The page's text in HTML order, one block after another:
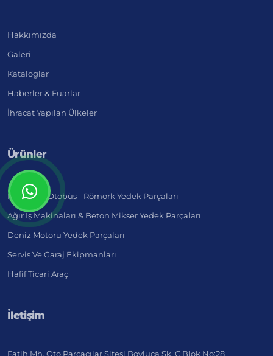
Hakkımızda
Galeri
Kataloglar
Haberler & Fuarlar
İhracat Yapılan Ülkeler
Ürünler
Kamyon - Otobüs - Römork Yedek Parçaları
Ağır İş Makinaları & Beton Mikser Yedek Parçaları
Deniz Motoru Yedek Parçaları
Servis Ve Garaj Ekipmanları
Hafif Ticari Araç
İletişim
Fatih Mh. Oto Parçacılar Sitesi Boyluca Sk. C Blok No:28